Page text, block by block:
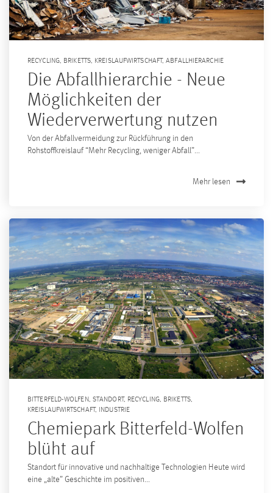
RECYCLING, BRIKETTS, KREISLAUFWIRTSCHAFT,ABFALLHIERARCHIE
Die Abfallhierarchie - Neue
Möglichkeiten der
Wiederverwertung nutzen
Von der Abfallvermeidung zur Rückführung in den
Rohstoffkreislauf “Mehr Recycling, weniger Abfall”...
Mehr lesen
BITTERFELD-WOLFEN, STANDORT, RECYCLING, BRIKETTS,
KREISLAUFWIRTSCHAFT, INDUSTRIE
Chemiepark Bitterfeld-Wolfen
blüht auf
Standort für innovative und nachhaltige Technologien Heute wird
eine „alte” Geschichte im positiven...